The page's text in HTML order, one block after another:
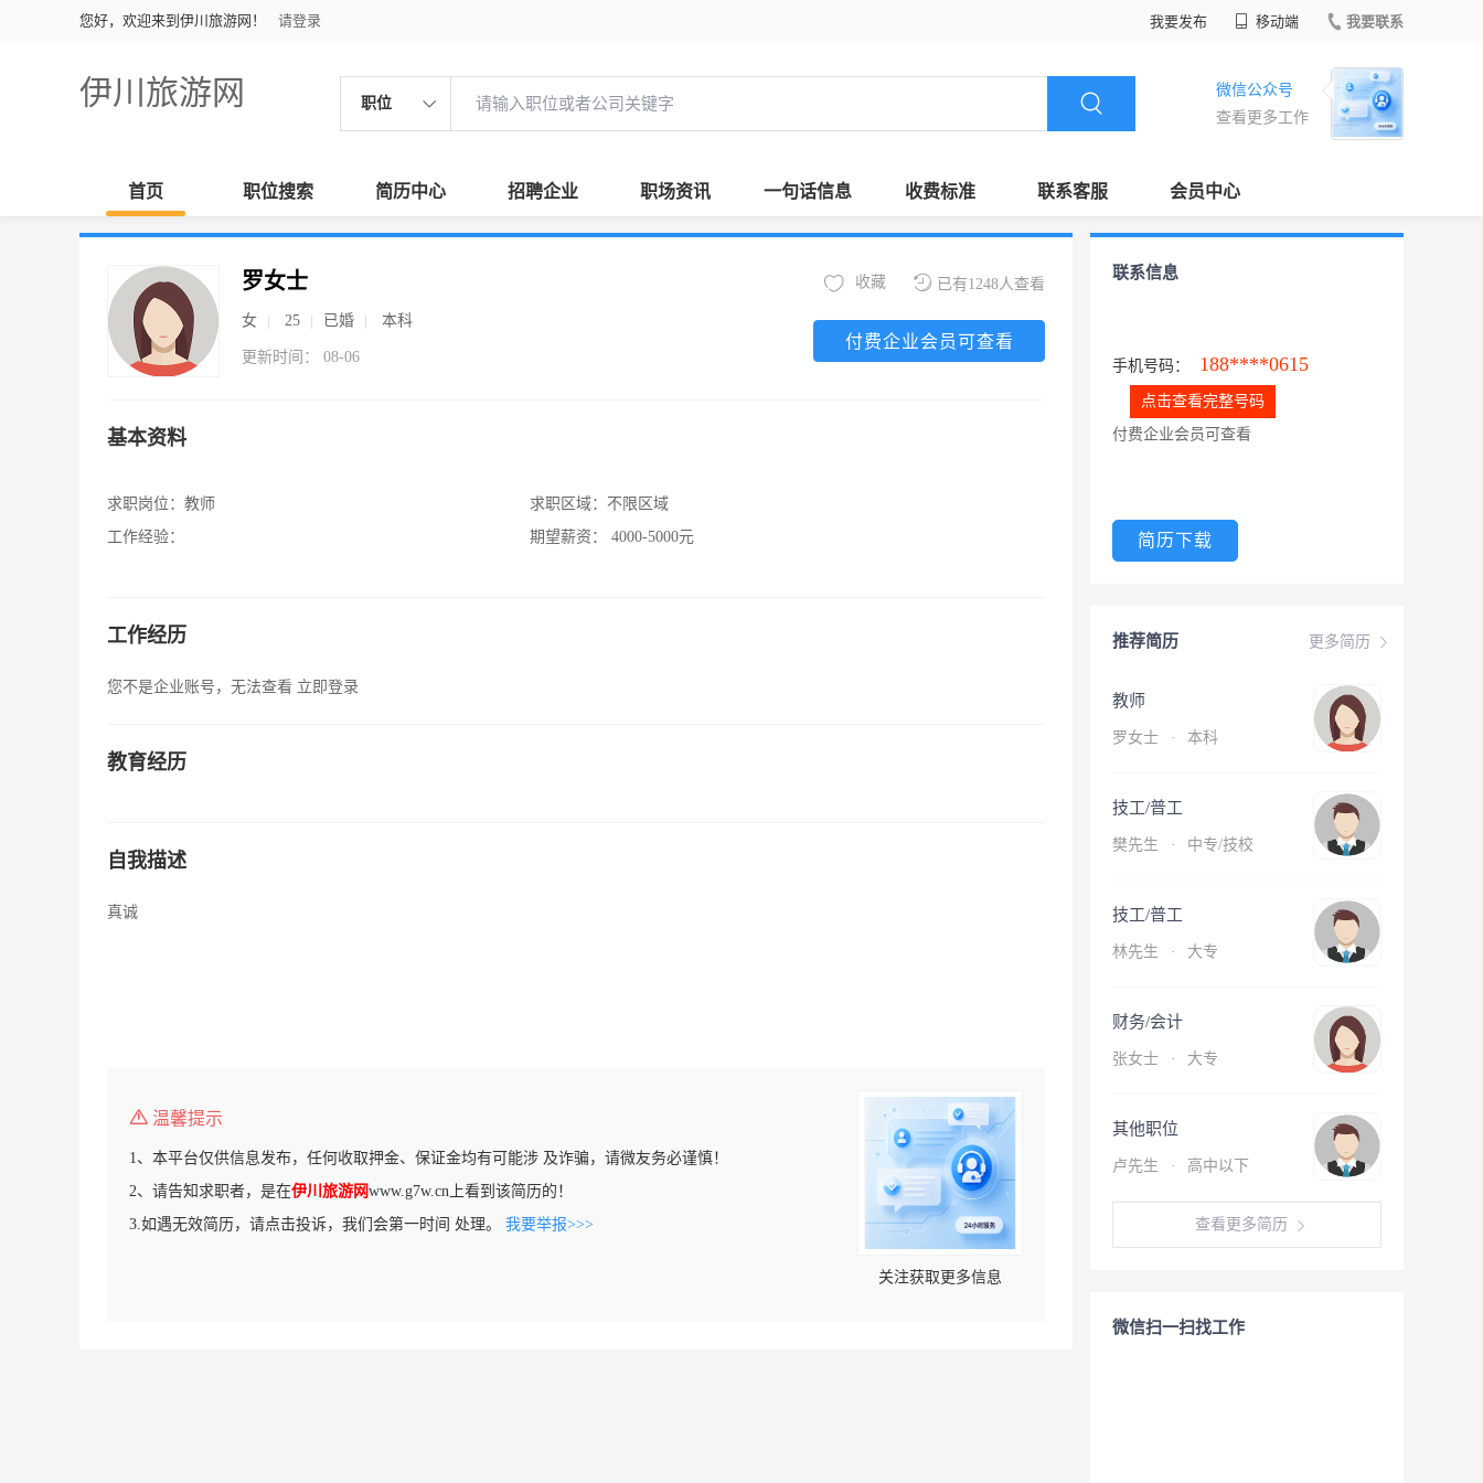
您好，欢迎来到伊川旅游网！ 请登录 我要发布 移动端 我要联系
伊川旅游网 职位
微信公众号
查看更多工作
首页 职位搜索 简历中心 招聘企业 职场资讯 一句话信息 收费标准 联系客服 会员中心
罗女士
女 25 已婚 本科
更新时间： 08-06
已有1248人查看
收藏
付费企业会员可查看
基本资料
求职岗位： 教师
工作经验：
求职区域： 不限区域
期望薪资：
4000-5000元
工作经历
您不是企业账号，无法查看 立即登录
教育经历
自我描述
真诚
温馨提示
1、本平台仅供信息发布，任何收取押金、保证金均有可能涉 及诈骗，请微友务必谨慎！
2、请告知求职者，是在伊川旅游网www.g7w.cn上看到该简历的！
3.如遇无效简历，请点击投诉，我们会第一时间 处理。 我要举报>>>
关注获取更多信息
联系信息
手机号码： 188****0615
点击查看完整号码
付费企业会员可查看
简历下载
更多简历
推荐简历
教师
罗女士 · 本科
技工/普工
樊先生 · 中专/技校
技工/普工
林先生 · 大专
财务/会计
张女士 · 大专
其他职位
卢先生 · 高中以下
查看更多简历
微信扫一扫找工作